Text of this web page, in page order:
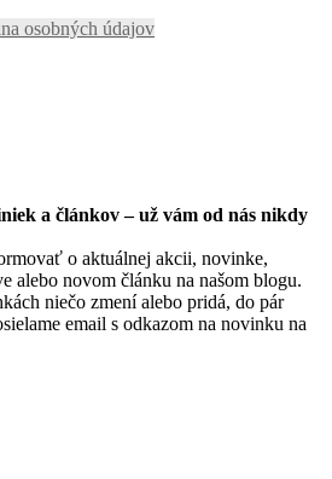
osobných údajov
a článkov – už vám od nás nikdy
o aktuálnej akcii, novinke,
alebo novom článku na našom blogu.
niečo zmení alebo pridá, do pár
email s odkazom na novinku na